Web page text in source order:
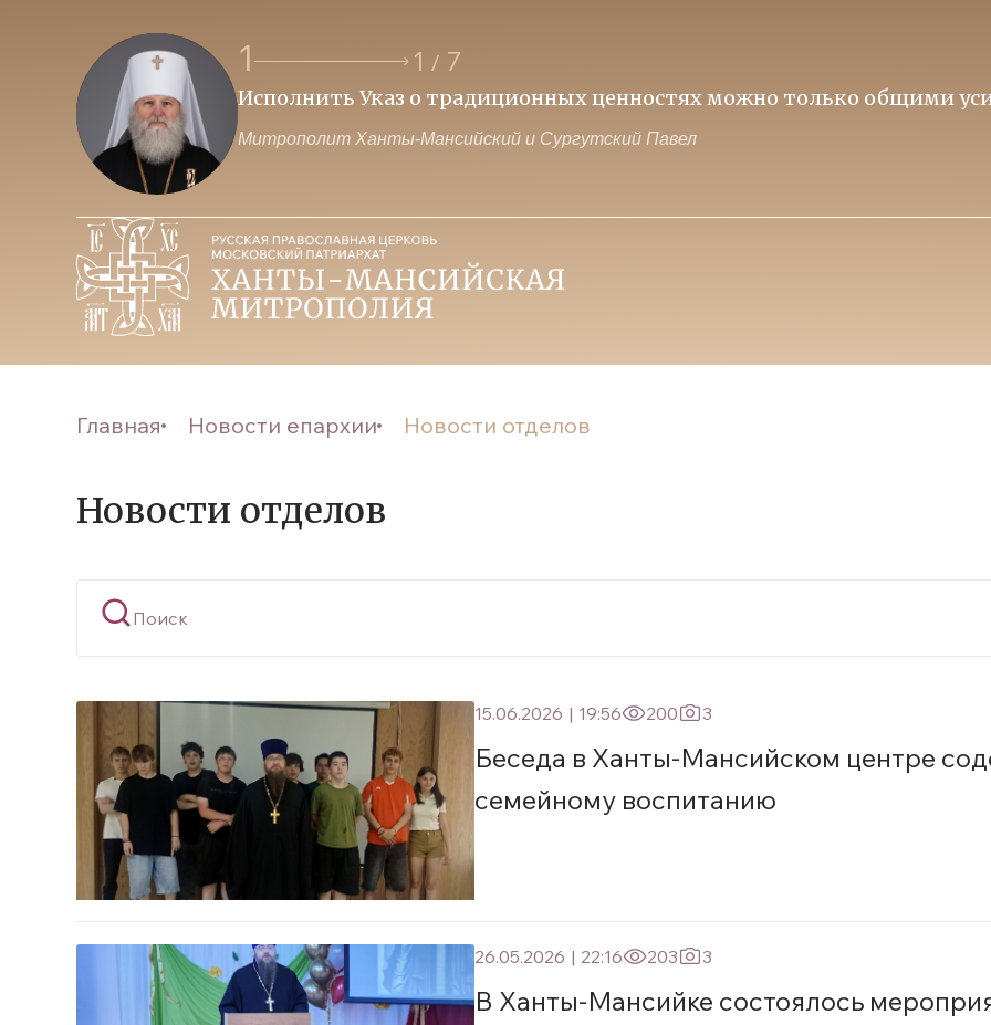
1 1 / 7
Исполнить Указ о традиционных ценностях можно только общими
Митрополит Ханты-Мансийский и Сургутский Павел
Главная Новости епархии Новости отделов
Новости отделов
15.06.2026 | 19:56 200 3
Беседа в Ханты-Мансийском центре
семейному воспитанию
26.05.2026 | 22:16 203 3
В Ханты-Мансийке состоялось